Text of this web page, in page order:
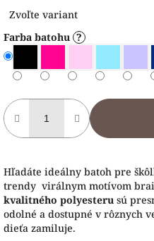
cena:
Zvoľte variant
Farba batohu ?
Hľadáte ideálny batoh pre
trendy virálnym motívom
kvalitného polyesteru sú
odolné a dostupné v rôznych
dieťa zamiluje.